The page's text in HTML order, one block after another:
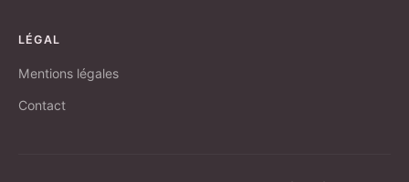
LÉGAL
Mentions légales
Contact